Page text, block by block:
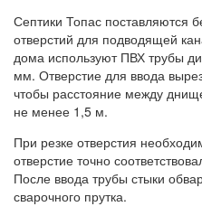
Септики Топас поставляются
отверстий для подводящей
дома используют ПВХ трубы
мм. Отверстие для ввода
чтобы расстояние между
не менее 1,5 м.
При резке отверстия
отверстие точно
После ввода трубы стыки
сварочного прутка.